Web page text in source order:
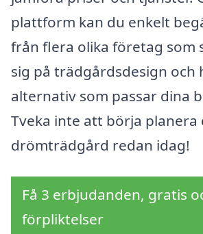
plattform kan du enkelt
från flera olika företag som
sig på trädgårdsdesign och
alternativ som passar dina
Tveka inte att börja planera
drömträdgård redan idag!
Få 3 erbjudanden, gratis
förpliktelser